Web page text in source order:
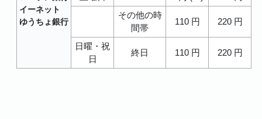
イーネット
ゆうちょ銀行
その他の時
間帯
110 円 220 円
日曜・祝
日
終日 110 円 220 円